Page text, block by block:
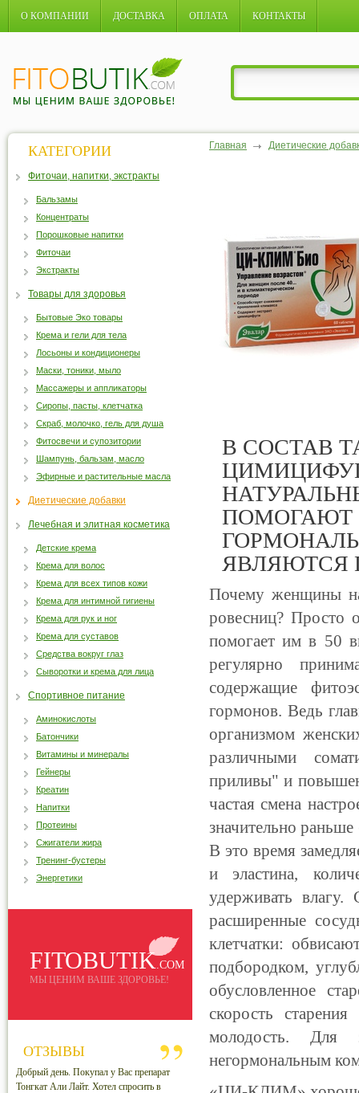
О КОМПАНИИ ДОСТАВКА ОПЛАТА КОНТАКТЫ
Главная Диетические
В СОСТАВ
ПОМОГАЮТ
ЯВЛЯЮТСЯ
Почему женщины
ровесниц? Просто
помогает им в 50
регулярно
содержащие
гормонов. Ведь
организмом
различными
приливы" и
частая смена
значительно
В это время
и эластина,
удерживать
расширенные
клетчатки:
подбородком,
обусловленное
скорость
молодость. Для
негормональным
КАТЕГОРИИ
Фиточаи, напитки, экстракты
Бальзамы
Концентраты
Порошковые напитки
Фиточаи
Экстракты
Товары для здоровья
Бытовые Эко товары
Крема и гели для тела
Лосьоны и кондиционеры
Маски, тоники, мыло
Массажеры и аппликаторы
Сиропы, пасты, клетчатка
Скраб, молочко, гель для душа
Фитосвечи и супозитории
Шампунь, бальзам, масло
Эфирные и растительные масла
Диетические добавки
Лечебная и элитная косметика
Детские крема
Крема для волос
Крема для всех типов кожи
Крема для интимной гигиены
Крема для рук и ног
Крема для суставов
Средства вокруг глаз
Сыворотки и крема для лица
Спортивное питание
Аминокислоты
Батончики
Витамины и минералы
Гейнеры
Креатин
Напитки
Протеины
Сжигатели жира
Тренинг-бустеры
Энергетики
FITOBUTIK.COM
МЫ ЦЕНИМ ВАШЕ ЗДОРОВЬЕ!
ОТЗЫВЫ
Добрый день. Покупал у Вас препарат
Тонгкат Али Лайт. Хотел спросить в